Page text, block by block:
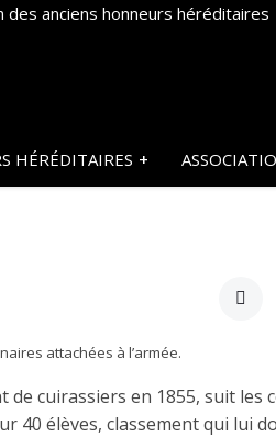
HÉRÉDITAIRES
attachées à l’armée.
de cuirassiers en 1855, suit les
40 élèves, classement qui lui